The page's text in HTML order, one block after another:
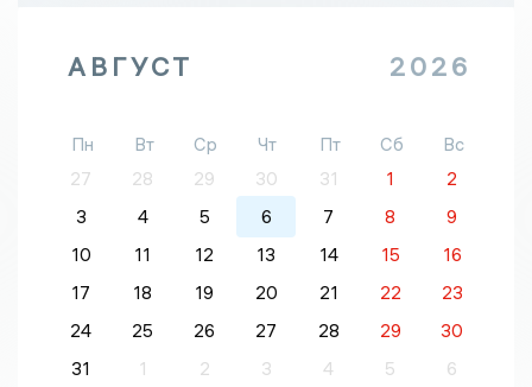
АВГУСТ 2026
Пн Вт Ср Чт Пт Сб
Вс
27
28 29 30 31 1
2
3
4 5 6 7 8
9
10
11 12 13 14 15
16
17
18 19 20 21 22
23
24
25 26 27 28 29
30
31
1 2 3 4 5 6